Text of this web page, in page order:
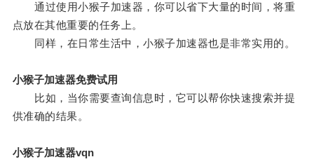
通过使用小猴子加速器，你可以省下大量的时间，将重
点放在其他重要的任务上。
同样，在日常生活中，小猴子加速器也是非常实用的。
小猴子加速器免费试用
比如，当你需要查询信息时，它可以帮你快速搜索并提
供准确的结果。
小猴子加速器vqn